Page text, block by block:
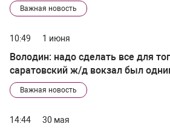
Важная новость
10:49 1 июня
Володин: надо сделать все для
саратовский ж/д вокзал был
Важная новость
14:44 30 мая